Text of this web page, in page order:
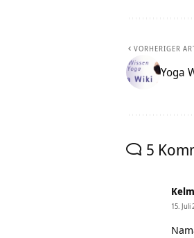
VORHERIGER
Yoga
5
Kelm
15. Juli